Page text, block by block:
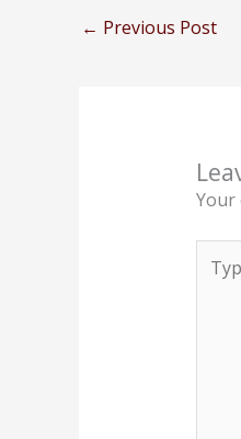
← Previous Post
Your
here..